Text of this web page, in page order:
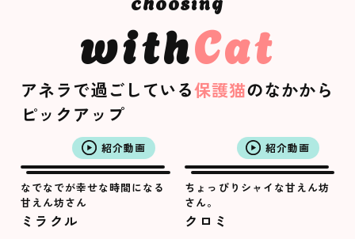
withCat
アネラで過ごしている保護猫のなかから
ピックアップ
紹介動画
なでなでが幸せな時間になる
甘えん坊さん
ミラクル
紹介動画
ちょっぴりシャイな甘えん坊
さん。
クロミ